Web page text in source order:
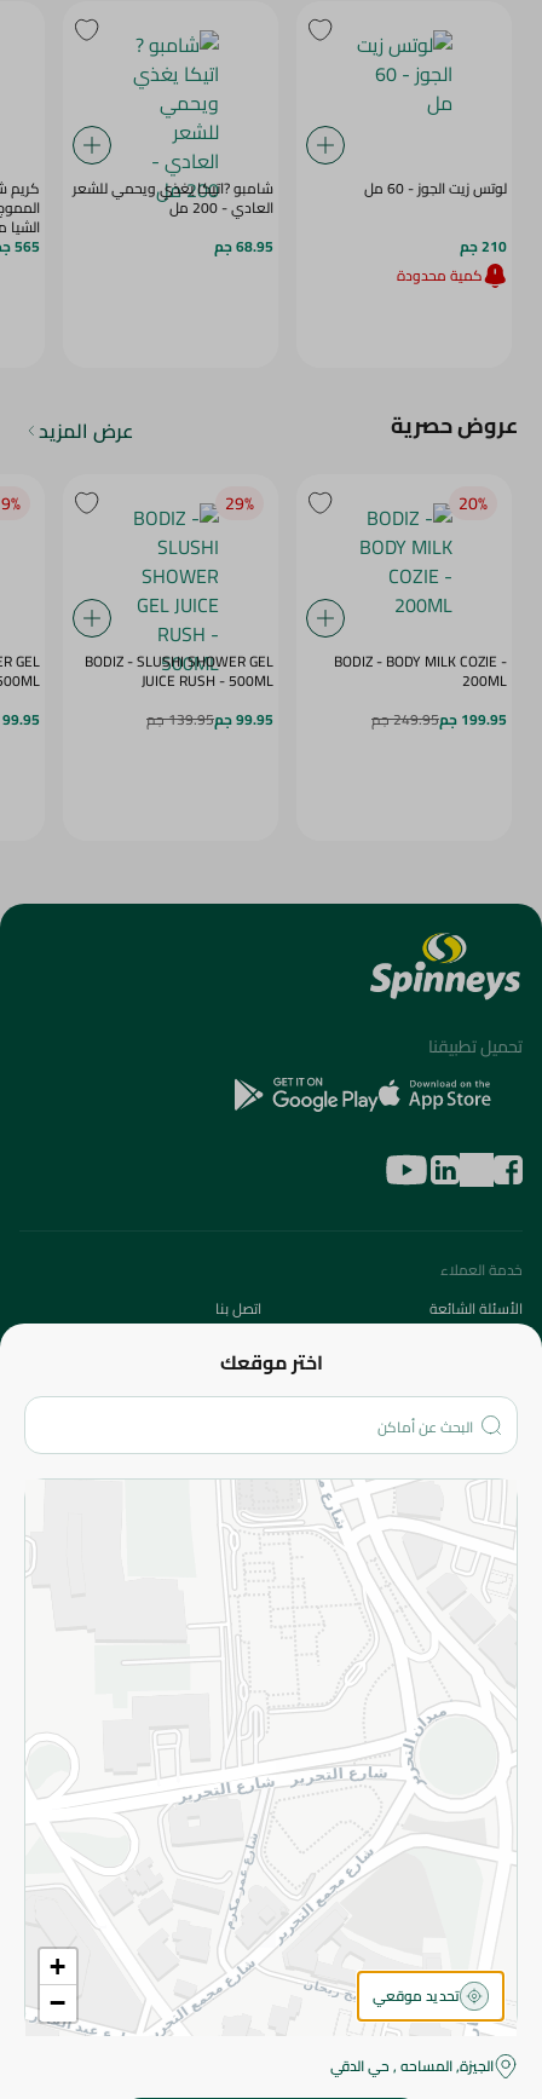
لوتس زيت الجوز - 60 مل
210 جم
كمية محدودة
شامبو ?اتيكا يغذي ويحمي للشعر
العادي - 200 مل
68.95 جم
كريم
565 جم
عروض حصرية عرض المزيد
20‎%‎
BODIZ - BODY MILK COZIE -
200ML
199.95 جم
249.95 جم
29‎%‎
BODIZ - SLUSHI SHOWER GEL
JUICE RUSH - 500ML
99.95 جم
139.95 جم
GEL
DAZE - 500ML
99.95 جم
اختر موقعك
+
−
تحديد موقعي
الجيزة, المساحه , حي الدقي
تحميل تطبيقنا
خدمة العملاء
الأسئلة الشائعة
اتصل بنا
من نحن؟
الفروع
المزيد
الاسترجاع
سياسة الاستخدام
سياسة الخصوصية
قم بالتسجيل للنشرة
©2026 - Spinneys | جميع الحقوق محفوظة